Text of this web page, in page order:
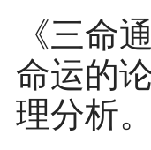
《三命
命运的
理分析。